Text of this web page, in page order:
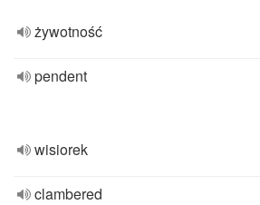
żywotność
pendent
wisiorek
clambered